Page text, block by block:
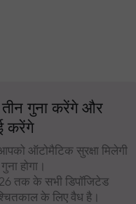
गुना करेंगे और
करेंगे
ऑटोमैटिक सुरक्षा मिलेगी
होगा।
तक के सभी डिपॉजिटेड
के लिए वैध है।